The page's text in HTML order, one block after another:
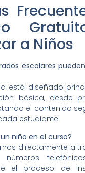
a Niños
escolares
está diseñado
básica, desde
el contenido
estudiante.
niño en el curso?
directamente a
el proceso de